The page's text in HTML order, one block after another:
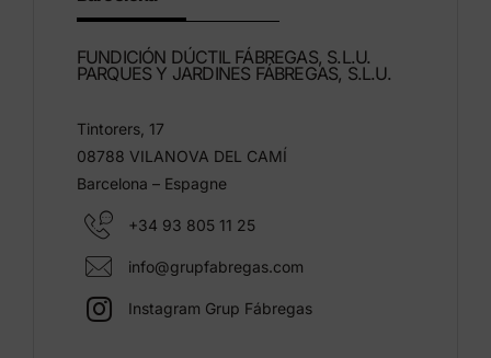
FUNDICIÓN DÚCTIL FÁBREGAS, S.L.U.
PARQUES Y JARDINES FÁBREGAS, S.L.U.
Tintorers, 17
08788 VILANOVA DEL CAMÍ
Barcelona – Espagne
+34 93 805 11 25
info@grupfabregas.com
Instagram Grup Fábregas